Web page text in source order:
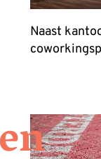
Naast